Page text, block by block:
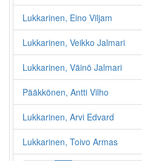
Lukkarinen, Eino Viljam
Lukkarinen, Veikko Jalmari
Lukkarinen, Väinö Jalmari
Pääkkönen, Antti Vilho
Lukkarinen, Arvi Edvard
Lukkarinen, Toivo Armas